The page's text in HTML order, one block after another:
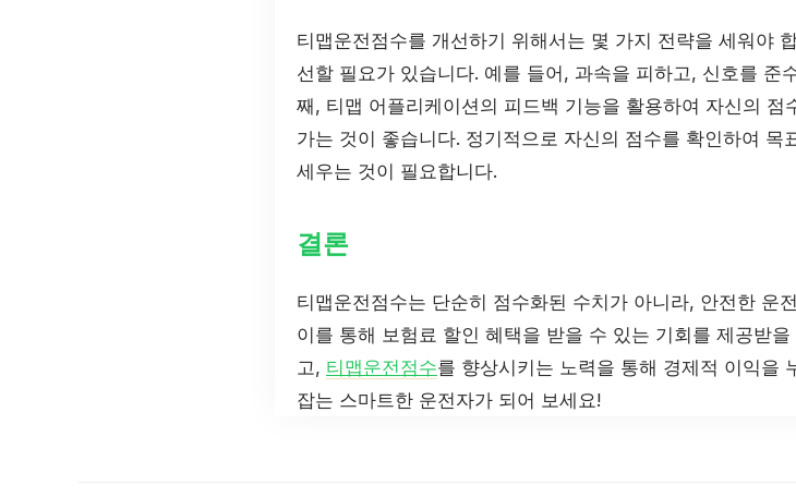
티맵운전점수를 개선하기 위해서는 몇 가지 전략을 세워야
선할 필요가 있습니다. 예를 들어, 과속을 피하고, 신호를 준
째, 티맵 어플리케이션의 피드백 기능을 활용하여 자신의
가는 것이 좋습니다. 정기적으로 자신의 점수를 확인하여
세우는 것이 필요합니다.
결론
티맵운전점수는 단순히 점수화된 수치가 아니라, 안전한 운
이를 통해 보험료 할인 혜택을 받을 수 있는 기회를 제공받
고, 티맵운전점수를 향상시키는 노력을 통해 경제적 이익을
잡는 스마트한 운전자가 되어 보세요!